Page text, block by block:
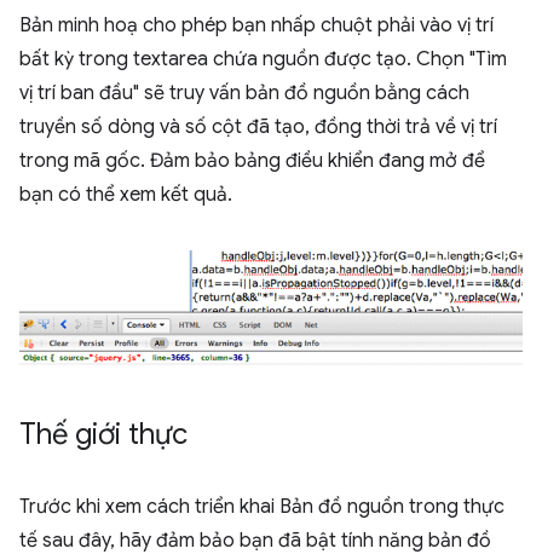
Bản minh hoạ cho phép bạn nhấp chuột phải vào vị trí
bất kỳ trong textarea chứa nguồn được tạo. Chọn "Tìm
vị trí ban đầu" sẽ truy vấn bản đồ nguồn bằng cách
truyền số dòng và số cột đã tạo, đồng thời trả về vị trí
trong mã gốc. Đảm bảo bảng điều khiển đang mở để
bạn có thể xem kết quả.
Thế giới thực
Trước khi xem cách triển khai Bản đồ nguồn trong thực
tế sau đây, hãy đảm bảo bạn đã bật tính năng bản đồ